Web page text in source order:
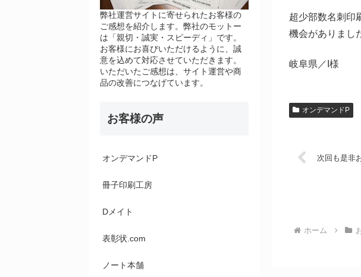
超少部数名刺印
機会がありまし
岐阜県／I様
オンデマンドP
次回も是非
ホーム
弊社運営サイトに寄せられたお客様の
ご感想を紹介します。弊社のモットー
は「親切・誠実・スピーディ」です。
お客様にお喜びいただけるように、誠
意を込めて対応させていただきます。
いただいたご感想は、サイト運営や商
品の改善につなげています。
お客様の声
オンデマンドP
冊子印刷工房
Dメイト
表彰状.com
ノート本舗